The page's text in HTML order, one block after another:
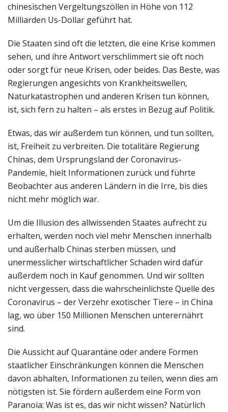
chinesischen Vergeltungszöllen in Höhe von 112
Milliarden Us-Dollar geführt hat.
Die Staaten sind oft die letzten, die eine Krise kommen
sehen, und ihre Antwort verschlimmert sie oft noch
oder sorgt für neue Krisen, oder beides. Das Beste, was
Regierungen angesichts von Krankheitswellen,
Naturkatastrophen und anderen Krisen tun können,
ist, sich fern zu halten – als erstes in Bezug auf Politik.
Etwas, das wir außerdem tun können, und tun sollten,
ist, Freiheit zu verbreiten. Die totalitäre Regierung
Chinas, dem Ursprungsland der Coronavirus-
Pandemie, hielt Informationen zurück und führte
Beobachter aus anderen Ländern in die Irre, bis dies
nicht mehr möglich war.
Um die Illusion des allwissenden Staates aufrecht zu
erhalten, werden noch viel mehr Menschen innerhalb
und außerhalb Chinas sterben müssen, und
unermesslicher wirtschaftlicher Schaden wird dafür
außerdem noch in Kauf genommen. Und wir sollten
nicht vergessen, dass die wahrscheinlichste Quelle des
Coronavirus – der Verzehr exotischer Tiere – in China
lag, wo über 150 Millionen Menschen unterernährt
sind.
Die Aussicht auf Quarantäne oder andere Formen
staatlicher Einschränkungen können die Menschen
davon abhalten, Informationen zu teilen, wenn dies am
nötigsten ist. Sie fördern außerdem eine Form von
Paranoia: Was ist es, das wir nicht wissen? Natürlich